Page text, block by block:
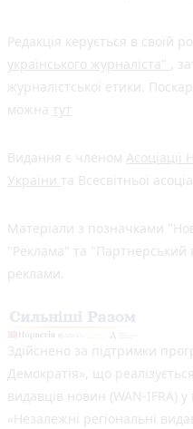
Редакція керується в своїй
українського журналіста" ,
журналістської етики.
можна тут
Видання є членом Асоціації
України та Всесвітньої
Матеріали з позначками
"Реклама" та "Партнерський
реклами.
Здійснено за підтримки
Демократія», що
видавців новин (WAN-IFRA)
«Незалежні регіональні